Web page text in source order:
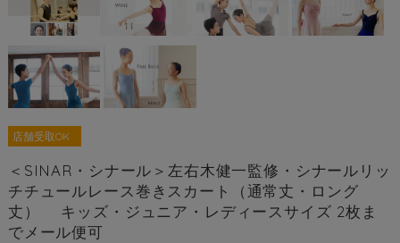
店舗受取OK
＜SINAR・シナール＞左右木健一監修・シナールリッ
チチュールレース巻きスカート（通常丈・ロング
丈） キッズ・ジュニア・レディースサイズ 2枚ま
でメール便可